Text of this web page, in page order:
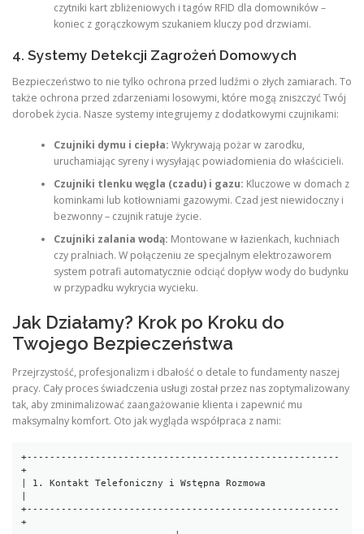
czytniki kart zbliżeniowych i tagów RFID dla domowników –
koniec z gorączkowym szukaniem kluczy pod drzwiami.
4. Systemy Detekcji Zagrożeń Domowych
Bezpieczeństwo to nie tylko ochrona przed ludźmi o złych zamiarach. To
także ochrona przed zdarzeniami losowymi, które mogą zniszczyć Twój
dorobek życia. Nasze systemy integrujemy z dodatkowymi czujnikami:
Czujniki dymu i ciepła: Wykrywają pożar w zarodku,
uruchamiając syreny i wysyłając powiadomienia do właścicieli.
Czujniki tlenku węgla (czadu) i gazu: Kluczowe w domach z
kominkami lub kotłowniami gazowymi. Czad jest niewidoczny i
bezwonny – czujnik ratuje życie.
Czujniki zalania wodą: Montowane w łazienkach, kuchniach
czy pralniach. W połączeniu ze specjalnym elektrozaworem
system potrafi automatycznie odciąć dopływ wody do budynku
w przypadku wykrycia wycieku.
Jak Działamy? Krok po Kroku do
Twojego Bezpieczeństwa
Przejrzystość, profesjonalizm i dbałość o detale to fundamenty naszej
pracy. Cały proces świadczenia usługi został przez nas zoptymalizowany
tak, aby zminimalizować zaangażowanie klienta i zapewnić mu
maksymalny komfort. Oto jak wygląda współpraca z nami:
+-------------------------------------------------------
+
| 1. Kontakt Telefoniczny i Wstępna Rozmowa
+-------------------------------------------------------
+